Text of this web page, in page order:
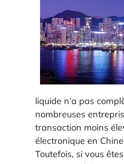
liquide n’a pas
nombreuses
transaction moins
électronique en
Toutefois, si vous